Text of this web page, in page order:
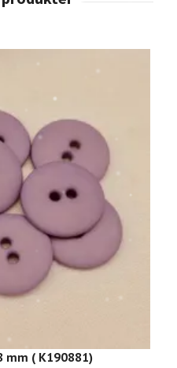
mm ( K190881)